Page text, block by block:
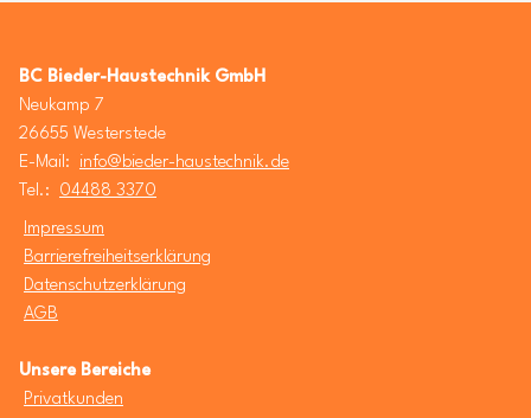
BC Bieder-Haustechnik GmbH
Neukamp 7
26655 Westerstede
E-Mail:
info@bieder-haustechnik.de
Tel.:
04488 3370
Impressum
Barrierefreiheitserklärung
Datenschutzerklärung
AGB
Unsere Bereiche
Privatkunden